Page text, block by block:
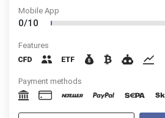
Mobile App
0/10
Features
Payment methods